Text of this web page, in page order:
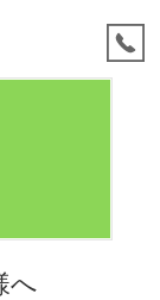
へ